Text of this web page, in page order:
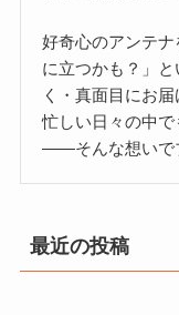
好奇心のアンテ
に立つかも？」
く・真面目にお届
忙しい日々の中
——そんな想いで
最近の投稿